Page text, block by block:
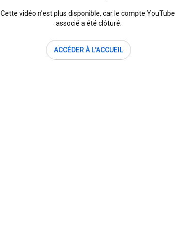
Cette vidéo n'est plus disponible, car le compte YouTube
associé a été clôturé.
ACCÉDER À L'ACCUEIL